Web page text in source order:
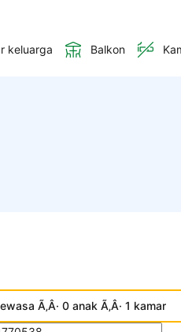
keluarga Balkon
Ã‚Â· 0 anak Ã‚Â· 1 kamar